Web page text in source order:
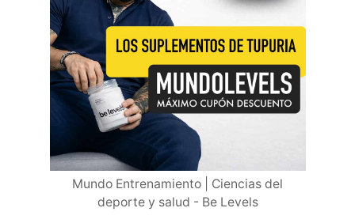
Mundo Entrenamiento | Ciencias del
deporte y salud - Be Levels